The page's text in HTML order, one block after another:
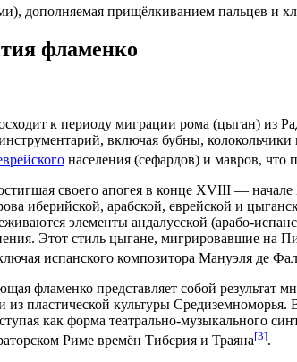
дополняемая прищёлкиванием пальцев и
фламенко
к периоду миграции рома (цыган) из
включая бубны, колокольчики
населения (сефардов) и мавров, что
своего апогея в конце XVIII — начале
иберийской, арабской, еврейской и
элементы андалусской (арабо-
Этот стиль цыгане, мигрировавшие на
испанского композитора Мануэля де
фламенко представляет собой
из пластической культуры Средиземноморья.
как форма театрально-музыкального
Риме времён Тиберия и Траяна[3].